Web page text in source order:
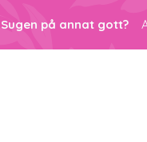
Sugen på annat gott?